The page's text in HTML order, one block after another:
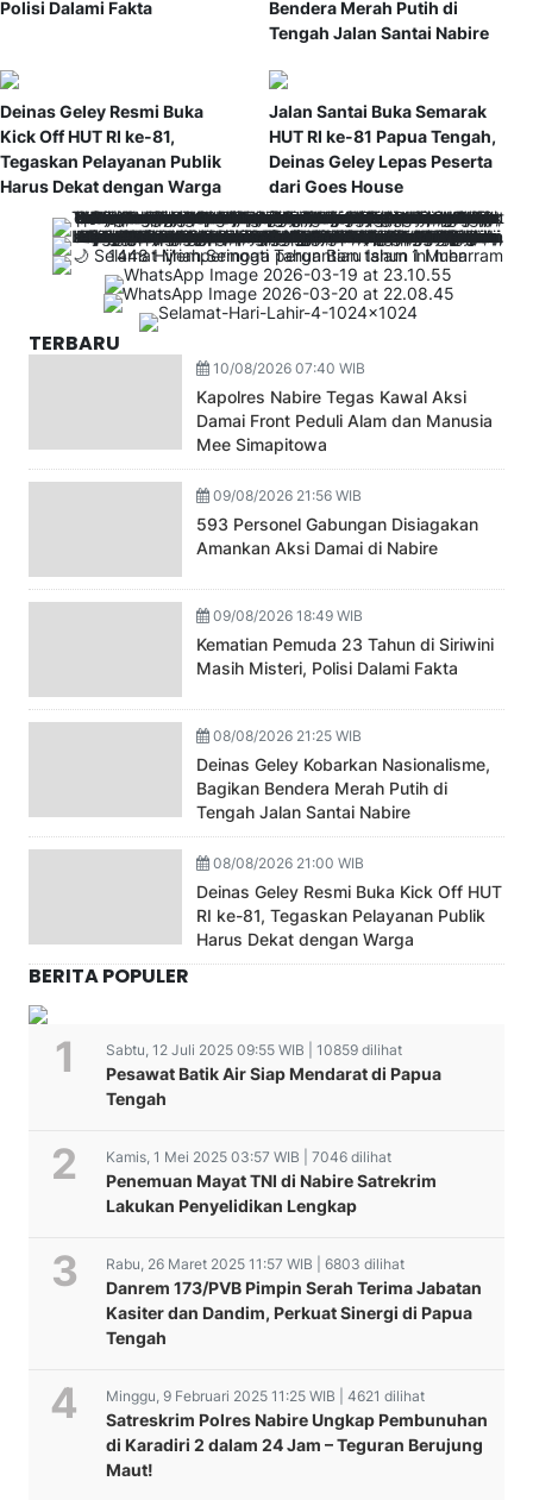
Polisi Dalami Fakta
Bendera Merah Putih di
Tengah Jalan Santai Nabire
Deinas Geley Resmi Buka
Kick Off HUT RI ke-81,
Tegaskan Pelayanan Publik
Harus Dekat dengan Warga
Jalan Santai Buka Semarak
HUT RI ke-81 Papua Tengah,
Deinas Geley Lepas Peserta
dari Goes House
TERBARU
10/08/2026 07:40 WIB
Kapolres Nabire Tegas Kawal Aksi
Damai Front Peduli Alam dan Manusia
Mee Simapitowa
09/08/2026 21:56 WIB
593 Personel Gabungan Disiagakan
Amankan Aksi Damai di Nabire
09/08/2026 18:49 WIB
Kematian Pemuda 23 Tahun di Siriwini
Masih Misteri, Polisi Dalami Fakta
08/08/2026 21:25 WIB
Deinas Geley Kobarkan Nasionalisme,
Bagikan Bendera Merah Putih di
Tengah Jalan Santai Nabire
08/08/2026 21:00 WIB
Deinas Geley Resmi Buka Kick Off HUT
RI ke-81, Tegaskan Pelayanan Publik
Harus Dekat dengan Warga
BERITA POPULER
Sabtu, 12 Juli 2025 09:55 WIB | 10859 dilihat
Pesawat Batik Air Siap Mendarat di Papua
Tengah
Kamis, 1 Mei 2025 03:57 WIB | 7046 dilihat
Penemuan Mayat TNI di Nabire Satrekrim
Lakukan Penyelidikan Lengkap
Rabu, 26 Maret 2025 11:57 WIB | 6803 dilihat
Danrem 173/PVB Pimpin Serah Terima Jabatan
Kasiter dan Dandim, Perkuat Sinergi di Papua
Tengah
Minggu, 9 Februari 2025 11:25 WIB | 4621 dilihat
Satreskrim Polres Nabire Ungkap Pembunuhan
di Karadiri 2 dalam 24 Jam – Teguran Berujung
Maut!